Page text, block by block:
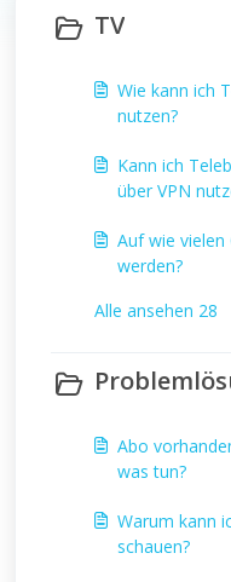
TV
Wie kann ich
nutzen?
Kann ich
über VPN
Auf wie
werden?
Alle ansehen 28
Abo
was tun?
Warum kann
schauen?